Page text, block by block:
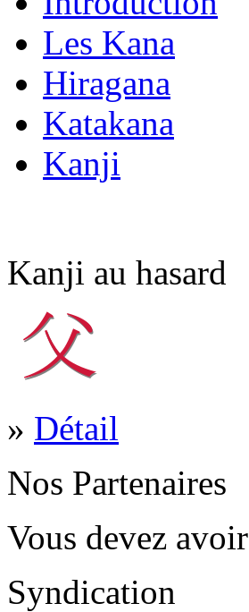
Les Kana
Hiragana
Katakana
Kanji
Kanji au hasard
» Détail
Nos Partenaires
Vous devez avoir
Syndication